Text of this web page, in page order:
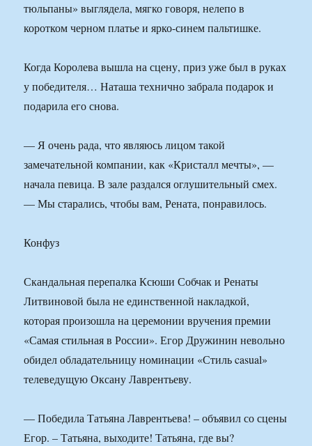
тюльпаны» выглядела, мягко говоря, нелепо в
коротком черном платье и ярко-синем пальтишке.
Когда Королева вышла на сцену, приз уже был в руках
у победителя… Наташа технично забрала подарок и
подарила его снова.
— Я очень рада, что являюсь лицом такой
замечательной компании, как «Кристалл мечты», —
начала певица. В зале раздался оглушительный смех.
— Мы старались, чтобы вам, Рената, понравилось.
Конфуз
Скандальная перепалка Ксюши Собчак и Ренаты
Литвиновой была не единственной накладкой,
которая произошла на церемонии вручения премии
«Самая стильная в России». Егор Дружинин невольно
обидел обладательницу номинации «Стиль casual»
телеведущую Оксану Лаврентьеву.
— Победила Татьяна Лаврентьева! – объявил со сцены
Егор. – Татьяна, выходите! Татьяна, где вы?